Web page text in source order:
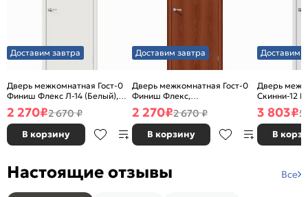
Доставим завтра
Дверь межкомнатная Гост-0
Финиш Флекс Л-14 (Белый),
глухая, каркасно-щитовая
2 270₽2 670 ₽
В корзину
Доставим завтра
Дверь межкомнатная Гост-0
Финиш Флекс,
Ламинированные Л-11
(ИталОрех), глухая, каркасно-
щитовая
2 270₽2 670 ₽
В корзину
Доставим
Дверь
Скинни-12
глухая,
3 803₽5
В
Настоящие отзывы Все